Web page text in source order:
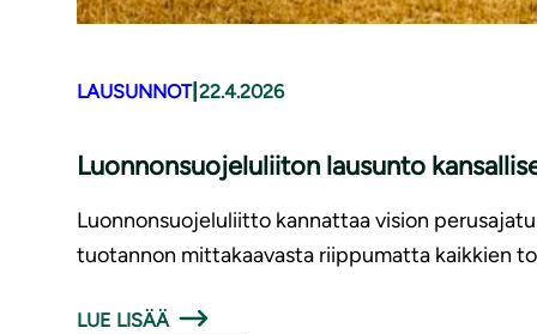
LAUSUNNOT| 22.4.2026
Luonnonsuojeluliiton lausunto
Luonnonsuojeluliitto kannattaa vision
tuotannon mittakaavasta riippumatta kaikkien
LUE LISÄÄ